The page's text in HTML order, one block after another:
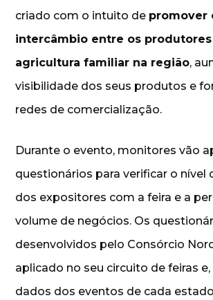
criado com o intuito de promover
intercâmbio entre os produtores
agricultura familiar na região,
visibilidade dos seus produtos e
redes de comercialização.
Durante o evento, monitores vão
questionários para verificar o nível
dos expositores com a feira e a
volume de negócios. Os
desenvolvidos pelo Consórcio
aplicado no seu circuito de feiras
dados dos eventos de cada